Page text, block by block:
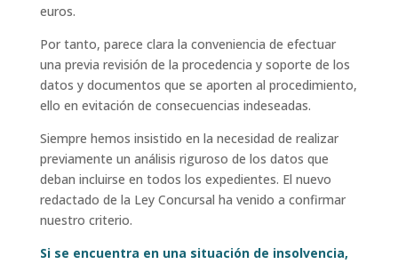
euros.
Por tanto, parece clara la conveniencia de efectuar
una previa revisión de la procedencia y soporte de los
datos y documentos que se aporten al procedimiento,
ello en evitación de consecuencias indeseadas.
Siempre hemos insistido en la necesidad de realizar
previamente un análisis riguroso de los datos que
deban incluirse en todos los expedientes. El nuevo
redactado de la Ley Concursal ha venido a confirmar
nuestro criterio.
Si se encuentra en una situación de insolvencia,